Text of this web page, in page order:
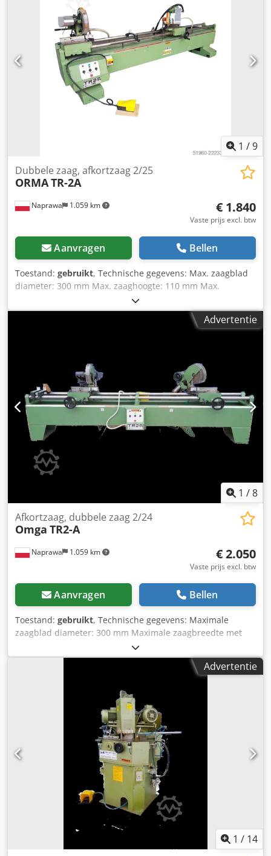
1 /9
Naprawa 1.059 km
Dubbele zaag, afkortzaag 2/25
ORMATR-2A
€ 1.840
Vaste prijs excl. btw
Aanvragen Bellen
Toestand: gebruikt, Technische gegevens: Max. zaagblad
diameter: 300 mm Max. zaaghoogte: 110 mm Max.
zaagbreedte: 2.800 mm Zaagbladen verstelbaar onder een
hoek tot 45° Pneumatische klem Pneumatisch heffen van
de zaag Werkdruk: 6 bar Dcedszhubispfx Anysk Noodstop
Advertentie
1 /8
Naprawa 1.059 km
Afkortzaag, dubbele zaag 2/24
Omga TR2-A
€ 2.050
Vaste prijs excl. btw
Aanvragen Bellen
Toestand: gebruikt, Technische gegevens: Maximale
zaagblad diameter: 300 mm Maximale zaagbreedte met
twee zagen: 2700 mm Minimale zaagbreedte met twee
zagen: 250 mm Mogelijkheid tot hoekzagen
Motorvermogen: 2 x 2,2 kW Voeding: 380 V Djdpfx Anozht
Advertentie
1 / 14